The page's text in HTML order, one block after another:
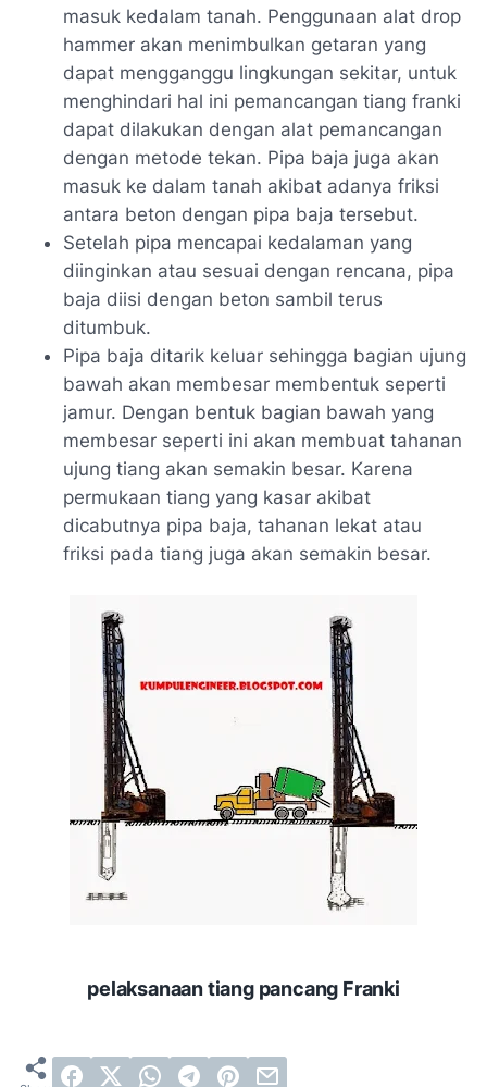
masuk kedalam tanah. Penggunaan alat drop
hammer akan menimbulkan getaran yang
dapat mengganggu lingkungan sekitar, untuk
menghindari hal ini pemancangan tiang franki
dapat dilakukan dengan alat pemancangan
dengan metode tekan. Pipa baja juga akan
masuk ke dalam tanah akibat adanya friksi
antara beton dengan pipa baja tersebut.
Setelah pipa mencapai kedalaman yang
diinginkan atau sesuai dengan rencana, pipa
baja diisi dengan beton sambil terus
ditumbuk.
Pipa baja ditarik keluar sehingga bagian ujung
bawah akan membesar membentuk seperti
jamur. Dengan bentuk bagian bawah yang
membesar seperti ini akan membuat tahanan
ujung tiang akan semakin besar. Karena
permukaan tiang yang kasar akibat
dicabutnya pipa baja, tahanan lekat atau
friksi pada tiang juga akan semakin besar.
pelaksanaan tiang pancang Franki